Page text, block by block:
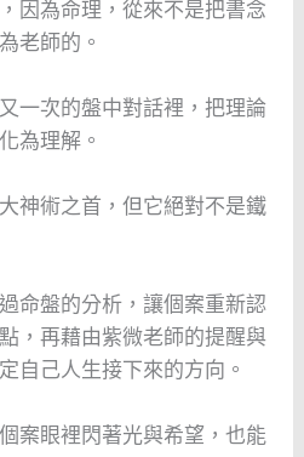
因為命理，從來不是把書念
老師的。
一次的盤中對話裡，把理論
為理解。
神術之首，但它絕對不是鐵
命盤的分析，讓個案重新認
，再藉由紫微老師的提醒與
自己人生接下來的方向。
案眼裡閃著光與希望，也能